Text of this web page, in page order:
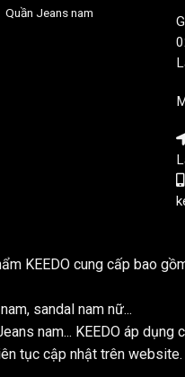
Quần Jeans nam
KEEDO cung cấp bao
sandal nam nữ...
nam... KEEDO áp
tục cập nhật trên website.